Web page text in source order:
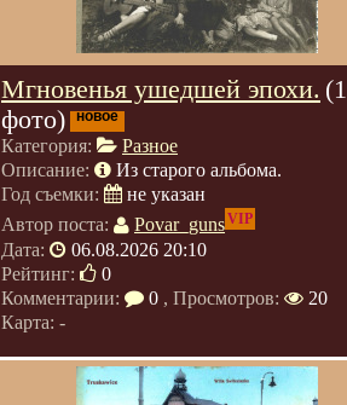
Мгновенья ушедшей эпохи. (1
фото)
новое
Категория:
Разное
Описание:
Из старого альбома.
Год съемки:
не указан
Автор поста:
Povar_gunsVIP
Дата:
06.08.2026 20:10
Рейтинг:
0
Комментарии:
0 , Просмотров:
20
Карта: -